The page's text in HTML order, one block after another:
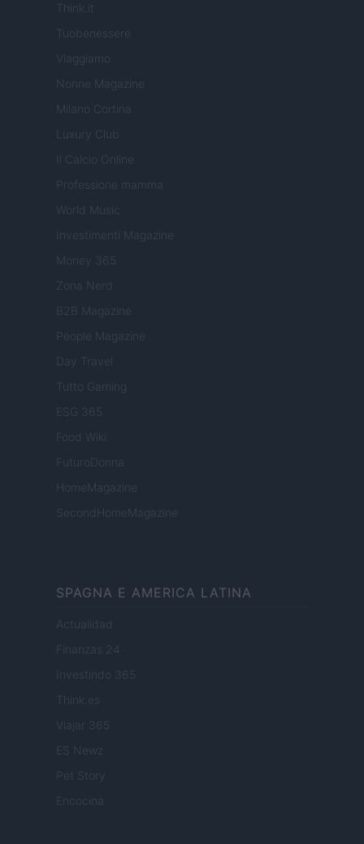
Tuobenessere
Viaggiamo
Nonne Magazine
Milano Cortina
Luxury Club
Il Calcio Online
Professione mamma
World Music
Investimenti Magazine
Money 365
Zona Nerd
B2B Magazine
People Magazine
Day Travel
Tutto Gaming
ESG 365
Food Wiki
FuturoDonna
HomeMagazine
SecondHomeMagazine
SPAGNA E AMERICA LATINA
Actualidad
Finanzas 24
Investindo 365
Viajar 365
ES Newz
Pet Story
Encocina